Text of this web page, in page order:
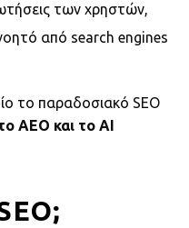
των χρηστών,
από search engines
το παραδοσιακό SEO
AEO και το AI